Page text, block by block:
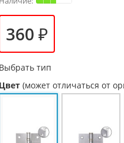
360 ₽
Выбрать тип
Цвет (может отличаться от